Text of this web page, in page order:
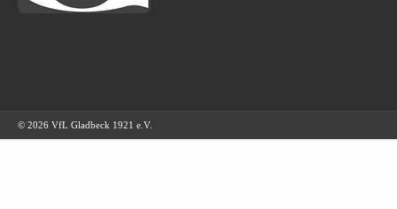
© 2026 VfL Gladbeck 1921 e.V.